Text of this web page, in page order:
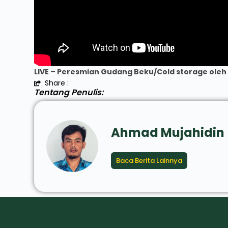
LIVE – Peresmian Gudang Beku/Cold storage oleh
Share :
Tentang Penulis:
Ahmad Mujahidin
Baca Berita Lainnya